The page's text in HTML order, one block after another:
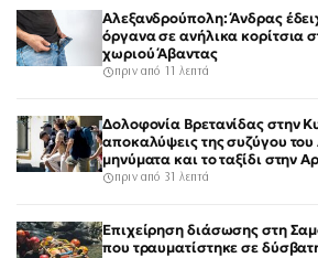
Αλεξανδρούπολη: Άνδρας
όργανα σε ανήλικα κορίτσια
χωριού Άβαντας
πριν από 11 λεπτά
Δολοφονία Βρετανίδας στην
αποκαλύψεις της συζύγου
μηνύματα και το ταξίδι στην
κίνησαν υποψίες
πριν από 31 λεπτά
Επιχείρηση διάσωσης στη
που τραυματίστηκε σε